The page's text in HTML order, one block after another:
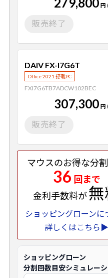
円
販売終了
DAIV FX-I7G6T
Office 2021 搭載PC
FXI7G6TB7ADCW102BEC
307,300 円
販売終了
マウスのお得な分
36 回まで
金利手数料が
ショッピングローンに
詳しくはこちら▶
ショッピングローン
分割回数目安シミュレー